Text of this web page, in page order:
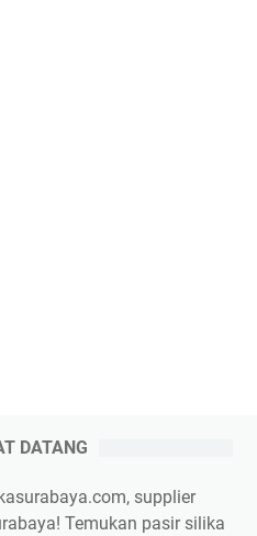
DATANG
supplier
Temukan pasir silika